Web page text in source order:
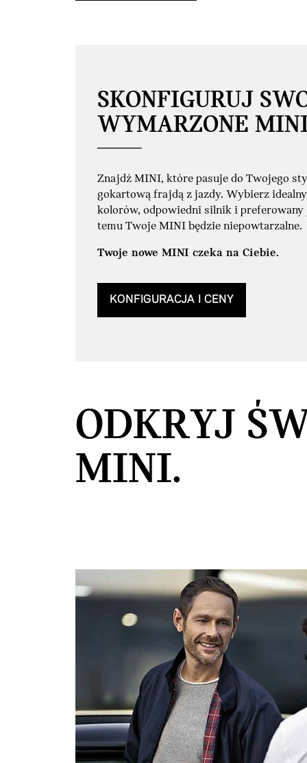
SKONFIGURUJ
WYMARZONE
Znajdź MINI, które pasuje do Twojego
gokartową frajdą z jazdy. Wybierz
kolorów, odpowiedni silnik i preferowany
temu Twoje MINI będzie niepowtarzalne.
Twoje nowe MINI czeka na Ciebie.
KONFIGURACJA I CENY
ODKRYJ
MINI.